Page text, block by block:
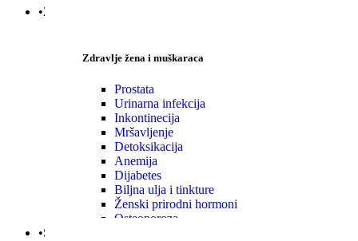
•Zdravlje|Žena|Muškaraca
Zdravlje žena i muškaraca
Prostata
Urinarna infekcija
Inkontinecija
Mršavljenje
Detoksikacija
Anemija
Dijabetes
Biljna ulja i tinkture
Ženski prirodni hormoni
Osteoporoza
•Specijalni suplementi